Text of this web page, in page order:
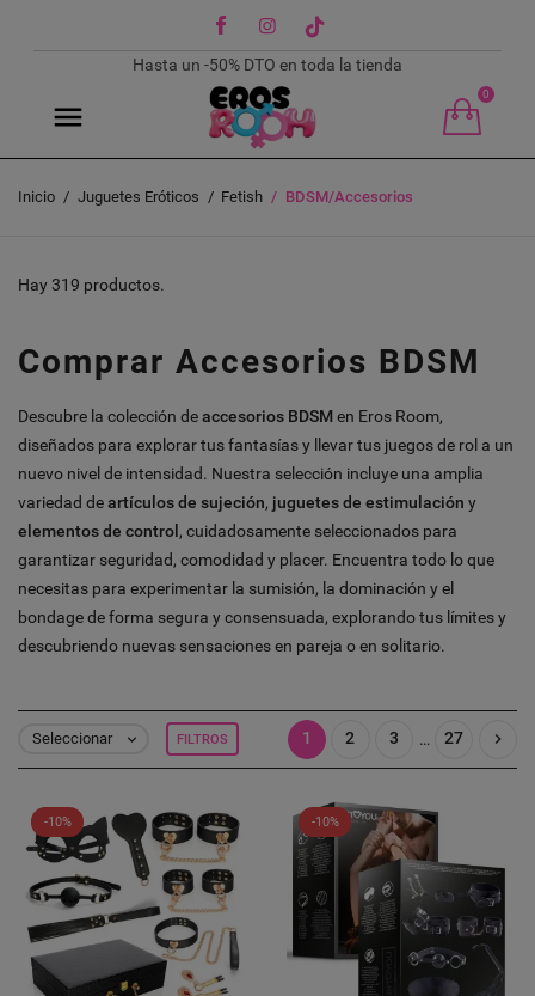
FacebookInstagram
TikTok
Hasta un -50% DTO en toda la tienda
0
Inicio Juguetes Eróticos Fetish BDSM/Accesorios
Hay 319 productos.
Comprar Accesorios BDSM
Descubre la colección deaccesorios BDSMen Eros Room,
diseñados para explorar tus fantasías y llevar tus juegos de rol a un
nuevo nivel de intensidad. Nuestra selección incluye una amplia
variedad deartículos de sujeción, juguetes de estimulación y
elementos de control , cuidadosamente seleccionados para
garantizar seguridad, comodidad y placer. Encuentra todo lo que
necesitas para experimentar la sumisión, la dominación y el
bondage de forma segura y consensuada, explorando tus límites y
descubriendo nuevas sensaciones en pareja o en solitario.
Seleccionar  FILTROS 1 2 3 … 27 
-10% -10%